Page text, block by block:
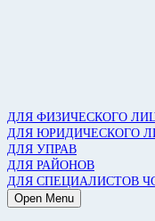
ДЛЯ ФИЗИЧЕСКОГО
ДЛЯ ЮРИДИЧЕСКОГО
ДЛЯ УПРАВ
ДЛЯ РАЙОНОВ
ДЛЯ СПЕЦИАЛИСТОВ
Open Menu